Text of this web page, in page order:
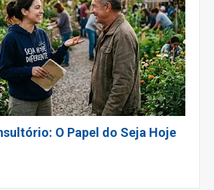
O Papel do Seja Hoje